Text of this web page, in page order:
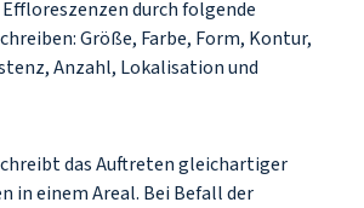
durch folgende
Größe, Farbe, Form, Kontur,
Anzahl, Lokalisation und
das Auftreten gleichartiger
in einem Areal. Bei Befall der